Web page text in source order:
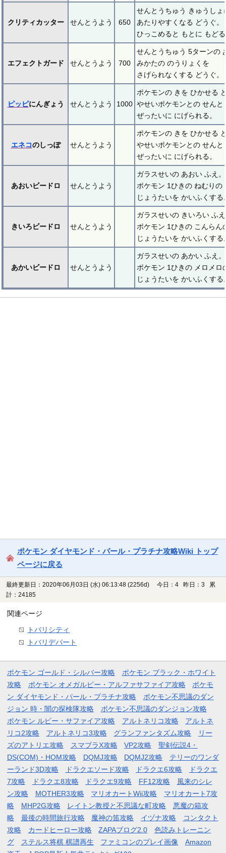
クリティカッター せんとうよう 650
せんとうちゅう きゅうしょ
あたりやすくなる どうぐ。
ひっこめると もとに もど
エフェクトガード せんとうよう 700
せんとうちゅう 5ターンの
みかたの のうりょくを
さげられなくする どうぐ。
ピッピにんぎょう せんとうよう 1000
ポケモンの きを ひかせる
やせいポケモンとの せんと
ぜったいに にげられる。
エネコのしっぽ せんとうよう
ポケモンの きを ひかせる
やせいポケモンとの せんと
ぜったいに にげられる。
あおいビードロ せんとうよう
ガラスせいの あおい ふえ。
ポケモン 1ひきの ねむりの
じょうたいを かいふくする
きいろビードロ せんとうよう
ガラスせいの きいろい ふ
ポケモン 1ひきの こんらん
じょうたいを かいふくする
あかいビードロ せんとうよう
ガラスせいの あかい ふえ。
ポケモン 1ひきの メロメロ
じょうたいを かいふくする
ポケモン ダイヤモンド・パール・プラチナ攻略Wiki トップ
ページに戻る
最終更新日：2020年06月03日 (水) 06:13:48 (2256d)
今日：4 昨日：3 累
計：24185
関連ページ
トバリシティ
トバリデパート
ポケモン ゴールド・シルバー攻略
ポケモン ブラック・ホワイト
攻略
ポケモン オメガルビー・アルファサファイア攻略
ポケモ
ン ダイヤモンド・パール・プラチナ攻略
ポケモン不思議のダン
ジョン 時・闇の探検隊攻略
ポケモン不思議のダンジョン攻略
ポケモン ルビー・サファイア攻略
アルトネリコ攻略
アルトネ
リコ2攻略
アルトネリコ3攻略 グランファンタズム攻略
リー
ズのアトリエ攻略
スマブラX攻略 VP2攻略
聖剣伝説4・
DS(COM)・HOM攻略
DQMJ攻略 DQMJ2攻略
テリーのワンダ
ーランド3D攻略
ドラクエソード攻略 ドラクエ6攻略
ドラクエ
7攻略
ドラクエ8攻略 ドラクエ9攻略 FF12攻略
風来のシレ
ン攻略
MOTHER3攻略 マリオカートWii攻略
マリオカート7攻
略
MHP2G攻略 レイトン教授と不思議な町攻略
悪魔の箱攻
略
最後の時間旅行攻略 魔神の笛攻略 イヅナ攻略
コンタクト
攻略
カードヒーロー攻略 ZAPAブログ2.0
色読みトレーニン
グ
ステルス将棋 棋譜再生 ファミコンのプレイ画像
Amazon